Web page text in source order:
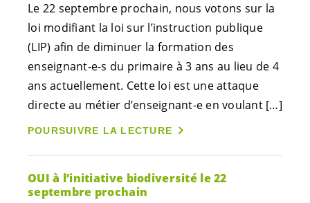
Le 22 septembre prochain, nous votons sur la
loi modifiant la loi sur l’instruction publique
(LIP) afin de diminuer la formation des
enseignant-e-s du primaire à 3 ans au lieu de 4
ans actuellement. Cette loi est une attaque
directe au métier d’enseignant-e en voulant […]
POURSUIVRE LA LECTURE
OUI à l’initiative biodiversité le 22
septembre prochain